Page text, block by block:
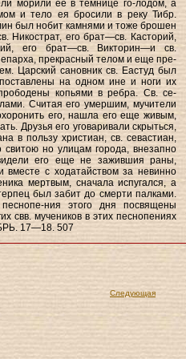
морили ее в темнице го-лодом, а
и тело ея бросили в реку Тибр.
был нобит камнями и тоже брошен
Никострат, его брат—св. Касторий,
его брат—св. Викторин—и св.
прекрасный телом и еще пре-
Царский сановник св. Еастуд был
на одном ине и ноги их
копьями в ребра. Св. се-
Считая его умершим, мучители
его, нашла его еще живым,
Друзья его уговаривали скрыться,
в пользу христиан, св. севастиан,
но улицам города, внезапно
его еще не зажившия раны,
вместе с ходатайством за невинно
мертвым, сначала испугался, а
был забит до смерти палками.
ния этого дня посвящены
свв. мучеников в этих песнопениях
17—18. 507
Следующая